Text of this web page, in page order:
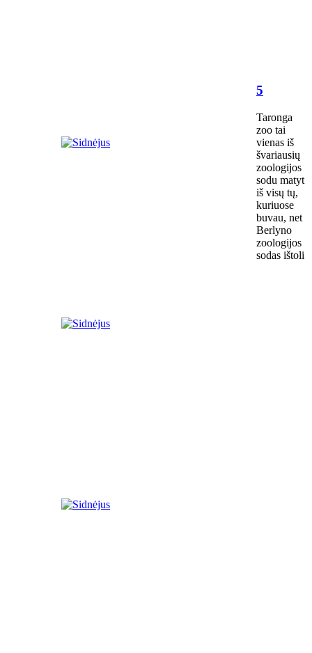
5
Taronga
zoo tai
vienas iš
švariausių
zoologijos
sodu matyt
iš visų tų,
kuriuose
buvau, net
Berlyno
zoologijos
sodas ištoli